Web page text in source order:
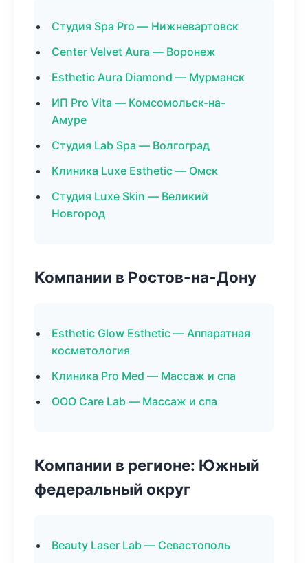
Студия Spa Pro — Нижневартовск
Center Velvet Aura — Воронеж
Esthetic Aura Diamond — Мурманск
ИП Pro Vita — Комсомольск-на-
Амуре
Студия Lab Spa — Волгоград
Клиника Luxe Esthetic — Омск
Студия Luxe Skin — Великий
Новгород
Компании в Ростов-на-Дону
Esthetic Glow Esthetic — Аппаратная
косметология
Клиника Pro Med — Массаж и спа
ООО Care Lab — Массаж и спа
Компании в регионе: Южный
федеральный округ
Beauty Laser Lab — Севастополь